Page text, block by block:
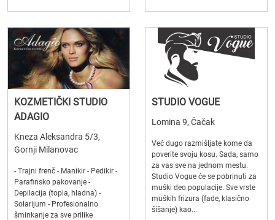
KOZMETIČKI STUDIO
ADAGIO
Kneza Aleksandra 5/3,
Gornji Milanovac
- Trajni frenč - Manikir - Pedikir -
Parafinsko pakovanje -
Depilacija (topla, hladna) -
Solarijum - Profesionalno
šminkanje za sve prilike
STUDIO VOGUE
Lomina 9, Čačak
Već dugo razmišljate kome da
poverite svoju kosu. Sada, samo
za vas sve na jednom mestu.
Studio Vogue će se pobrinuti za
muški deo populacije. Sve vrste
muških frizura (fade, klasično
šišanje) kao...